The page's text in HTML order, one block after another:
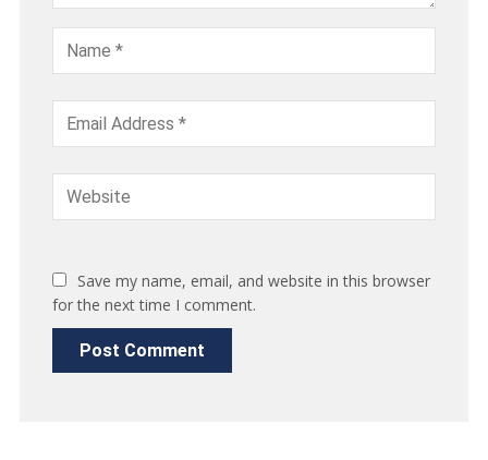
Save my name, email, and website in this browser
for the next time I comment.